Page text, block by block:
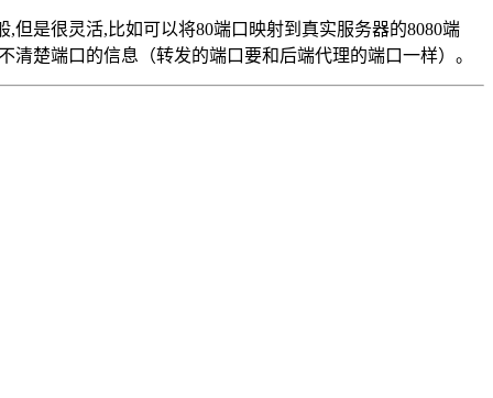
但是很灵活,比如可以将80端口映射到真实服务器的8080端
楚端口的信息（转发的端口要和后端代理的端口一样）。